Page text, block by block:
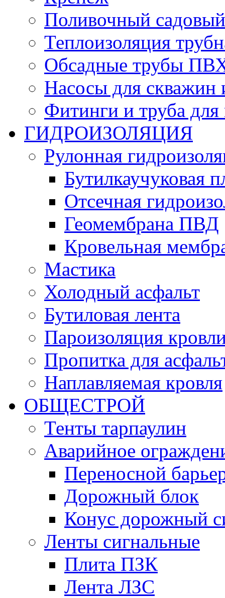
Поливочный
Теплоизоляция
Обсадные трубы
Насосы для скважин
Фитинги и труба для
ГИДРОИЗОЛЯЦИЯ
Рулонная
Бутилкаучуковая
Отсечная
Геомембрана ПВД
Кровельная
Мастика
Холодный асфальт
Бутиловая лента
Пароизоляция
Пропитка для
Наплавляемая кровля
ОБЩЕСТРОЙ
Тенты тарпаулин
Аварийное
Переносной
Дорожный блок
Конус дорожный
Ленты сигнальные
Плита ПЗК
Лента ЛЗС